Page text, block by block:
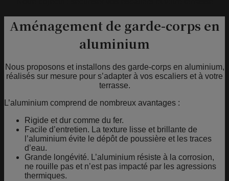
Aménagement de garde-corps en
aluminium
Nous proposons et installons des garde-corps en aluminium,
réalisés sur mesure pour s’adapter à vos escaliers et à votre
terrasse.
L’aluminium comprend de nombreux avantages :
Rigide et dur comme du fer.
Facile d’entretien. La texture lisse et brillante de
l’aluminium évite le dépôt de poussière et les traces
d’eau.
Grande longévité. L’aluminium résiste à la corrosion,
ne rouille pas et n’est pas impacté par les agressions
thermiques.